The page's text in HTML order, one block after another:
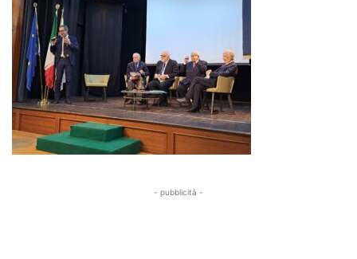
- pubblicità -